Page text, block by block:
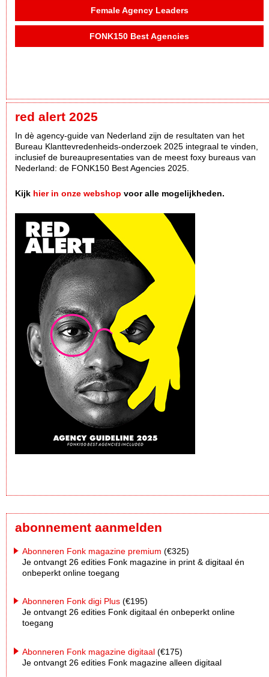
Female Agency Leaders
FONK150 Best Agencies
red alert 2025
In dè agency-guide van Nederland zijn de resultaten van het
Bureau Klanttevredenheids-onderzoek 2025 integraal te vinden,
inclusief de bureaupresentaties van de meest foxy bureaus van
Nederland: de FONK150 Best Agencies 2025.
Kijk hier in onze webshop voor alle mogelijkheden.
abonnement aanmelden
Abonneren Fonk magazine premium (€325)
Je ontvangt 26 edities Fonk magazine in print & digitaal én
onbeperkt online toegang
Abonneren Fonk digi Plus (€195)
Je ontvangt 26 edities Fonk digitaal én onbeperkt online
toegang
Abonneren Fonk magazine digitaal (€175)
Je ontvangt 26 edities Fonk magazine alleen digitaal